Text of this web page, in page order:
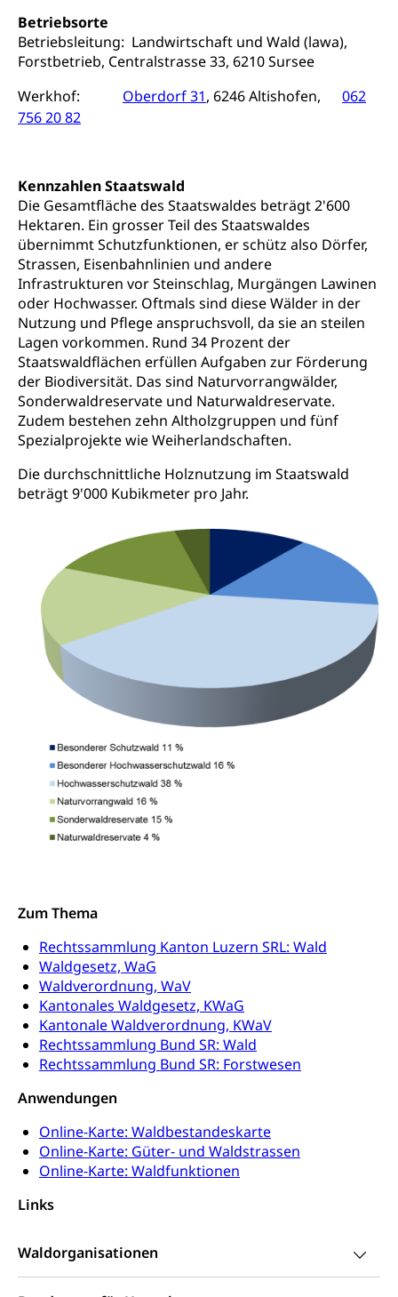
Betriebsorte
Betriebsleitung: Landwirtschaft und Wald (lawa),
Forstbetrieb, Centralstrasse 33, 6210 Sursee
Werkhof: Oberdorf 31, 6246 Altishofen,
062
756 20 82
Kennzahlen Staatswald
Die Gesamtfläche des Staatswaldes beträgt 2'600
Hektaren. Ein grosser Teil des Staatswaldes
übernimmt Schutzfunktionen, er schütz also Dörfer,
Strassen, Eisenbahnlinien und andere
Infrastrukturen vor Steinschlag, Murgängen Lawinen
oder Hochwasser. Oftmals sind diese Wälder in der
Nutzung und Pflege anspruchsvoll, da sie an steilen
Lagen vorkommen. Rund 34 Prozent der
Staatswaldflächen erfüllen Aufgaben zur Förderung
der Biodiversität. Das sind Naturvorrangwälder,
Sonderwaldreservate und Naturwaldreservate.
Zudem bestehen zehn Altholzgruppen und fünf
Spezialprojekte wie Weiherlandschaften.
Die durchschnittliche Holznutzung im Staatswald
beträgt 9'000 Kubikmeter pro Jahr.
Zum Thema
Rechtssammlung Kanton Luzern SRL: Wald
Waldgesetz, WaG
Waldverordnung, WaV
Kantonales Waldgesetz, KWaG
Kantonale Waldverordnung, KWaV
Rechtssammlung Bund SR: Wald
Rechtssammlung Bund SR: Forstwesen
Anwendungen
Online-Karte: Waldbestandeskarte
Online-Karte: Güter- und Waldstrassen
Online-Karte: Waldfunktionen
Links
Waldorganisationen
Musik, Entwicklung, Programmbeiträge,
Filmförderung, Regionale Förderfonds,
Werkankäufe, Kunstankäufe, Kunst und Bau, Schule
und Kultur, Kulturgesuche, Kulturvermittlung
Kulturförderung und Vermittlung
Schiene und öffentlicher Verkehr
Schienenverkehr, Zugverkehr, Bahnverkehr,
Transportmittel, öffentlicher Verkehr
Verkehrsverbund Luzern VVL
Öffentlicher Verkehr Luzern Mobil
Schifffahrt
Schiffsverkehr, Binnenschifffahrt, Seeschifffahrt,
Flussschifffahrt
Schifffahrt (Strassenverkehrsamt)
Strasse
Autoverkehr, Lastwagenverkehr, Schwerverkehr,
leistungsabhängige Schwerverkehrsabgabe,
Langsamverkehr, Transportmittel, Auto, Motorrad,
Individualverkehr
zentras (Betrieb und Unterhalt LU, OW, NW,
ZG)
Strassenverkehrsamt
Verkehr und Infrastruktur vif
Kantonsstrassen
Zivilstand
Geburt, Heirat, Ehe, Partnerschaft, Tod,
Zivilstandsamt, Zivilstandsregiste
Adoption
Adoptivkind, Adoptiveltern, Adoptionsvermittlung,
Adoptionsverfahren, elterliche Gewalt, elterliche
Adoption
Aufenthaltsbewilligungen
Niederlassungsbewilligung, Aufenthalt,
Niederlassung, Wohnsitz
Amt für Migration
Ausweise und Bescheinigungen
Waffen, Sprengstoffe und Pyrotechnik
Reisepass, Identitätskarte
Strassenverkehrsamt (Führerausweis,
Fahrzeugausweis)
Namensänderungen
Staatsbürgerschaft, Bürgerrecht, Erwerb des
Bürgerrechts, Verlust des Bürgerrechts,
Einbürgerungsverfahren
Einbürgerungen
Geburt
Geburtsurkunde, Geburtsschein, Geburtsanzeige
Kinder und Jugendliche
Kinder- und Jugendförderung
IV für Kinder und Jugendliche (WAS Luzern)
Pflege / Pflegeheim
Pflegeheimliste und freie Pflegeplätze
Betreuung von Angehörigen (WAS Luzern)
Kirche, Gottesdienst, Seelsorge,